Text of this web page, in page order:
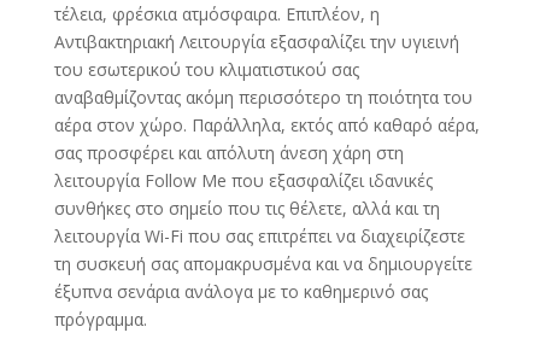
τέλεια, φρέσκια ατμόσφαιρα. Επιπλέον, η
Αντιβακτηριακή Λειτουργία εξασφαλίζει την υγιεινή
του εσωτερικού του κλιματιστικού σας
αναβαθμίζοντας ακόμη περισσότερο τη ποιότητα του
αέρα στον χώρο. Παράλληλα, εκτός από καθαρό αέρα,
σας προσφέρει και απόλυτη άνεση χάρη στη
λειτουργία Follow Me που εξασφαλίζει ιδανικές
συνθήκες στο σημείο που τις θέλετε, αλλά και τη
λειτουργία Wi-Fi που σας επιτρέπει να διαχειρίζεστε
τη συσκευή σας απομακρυσμένα και να δημιουργείτε
έξυπνα σενάρια ανάλογα με το καθημερινό σας
πρόγραμμα.